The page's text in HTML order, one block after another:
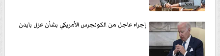
إجراء عاجل من الكونجرس الأمريكي بشأن عزل بايدن